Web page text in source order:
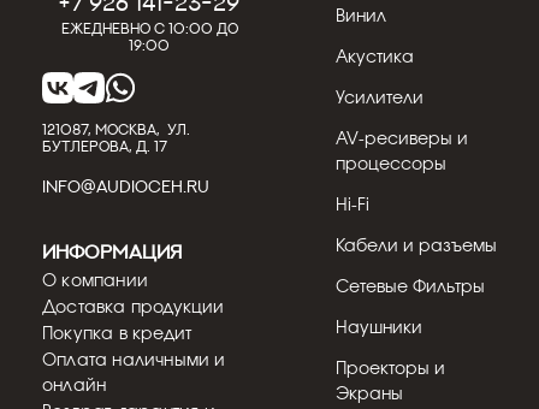
Ежедневно с 10:00 до
19:00
121087, МОСКВА, УЛ.
БУТЛЕРОВА, Д. 17
INFO@AUDIOCEH.RU
Винил
Акустика
Усилители
AV-ресиверы и
процессоры
Hi-Fi
Кабели и разъемы
Сетевые Фильтры
Наушники
Проекторы и
Экраны
Информация
О компании
Доставка продукции
Покупка в кредит
Оплата наличными и
онлайн